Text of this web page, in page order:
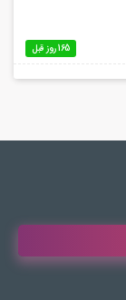
165 روز قبل